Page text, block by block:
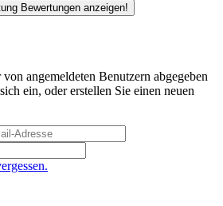
Bewertungen anzeigen!
angemeldeten Benutzern abgegeben
ein, oder erstellen Sie einen neuen